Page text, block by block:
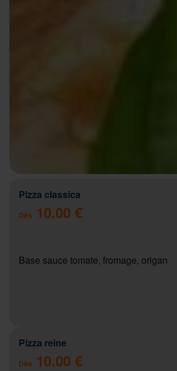
Pizza classica
Dès 10.00 €
Base sauce tomate, fromage, origan
Pizza reine
Dès 10.00 €